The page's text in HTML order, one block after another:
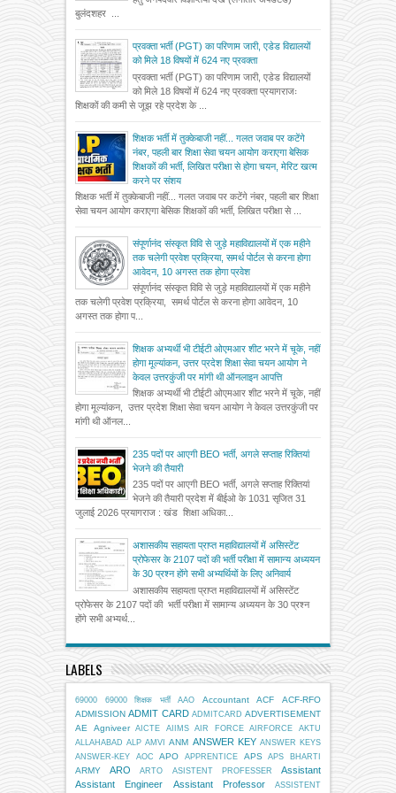
बुलंदशहर ...
प्रवक्ता भर्ती (PGT) का परिणाम जारी, एडेड विद्यालयों
को मिले 18 विषयों में 624 नए प्रवक्ता
प्रवक्ता भर्ती (PGT) का परिणाम जारी, एडेड विद्यालयों
को मिले 18 विषयों में 624 नए प्रवक्ता प्रयागराजः
शिक्षकों की कमी से जूझ रहे प्रदेश के ...
शिक्षक भर्ती में तुक्केबाजी नहीं... गलत जवाब पर कटेंगे
नंबर, पहली बार शिक्षा सेवा चयन आयोग कराएगा बेसिक
शिक्षकों की भर्ती, लिखित परीक्षा से होगा चयन, मेरिट खत्म
करने पर संशय
शिक्षक भर्ती में तुक्केबाजी नहीं... गलत जवाब पर कटेंगे नंबर, पहली बार शिक्षा
सेवा चयन आयोग कराएगा बेसिक शिक्षकों की भर्ती, लिखित परीक्षा से ...
संपूर्णानंद संस्कृत विवि से जुड़े महाविद्यालयों में एक महीने
तक चलेगी प्रवेश प्रक्रिया, समर्थ पोर्टल से करना होगा
आवेदन, 10 अगस्त तक होगा प्रवेश
संपूर्णानंद संस्कृत विवि से जुड़े महाविद्यालयों में एक महीने
तक चलेगी प्रवेश प्रक्रिया, समर्थ पोर्टल से करना होगा आवेदन, 10
अगस्त तक होगा प...
शिक्षक अभ्यर्थी भी टीईटी ओएमआर शीट भरने में चूके, नहीं
होगा मूल्यांकन, उत्तर प्रदेश शिक्षा सेवा चयन आयोग ने
केवल उत्तरकुंजी पर मांगी थी ऑनलाइन आपत्ति
शिक्षक अभ्यर्थी भी टीईटी ओएमआर शीट भरने में चूके, नहीं
होगा मूल्यांकन, उत्तर प्रदेश शिक्षा सेवा चयन आयोग ने केवल उत्तरकुंजी पर
मांगी थी ऑनल...
235 पदों पर आएगी BEO भर्ती, अगले सप्ताह रिक्तियां
भेजने की तैयारी
235 पदों पर आएगी BEO भर्ती, अगले सप्ताह रिक्तियां
भेजने की तैयारी प्रदेश में बीईओ के 1031 सृजित 31
जुलाई 2026 प्रयागराज : खंड शिक्षा अधिका...
अशासकीय सहायता प्राप्त महाविद्यालयों में असिस्टेंट
प्रोफेसर के 2107 पदों की भर्ती परीक्षा में सामान्य अध्ययन
के 30 प्रश्न होंगे सभी अभ्यर्थियों के लिए अनिवार्य
अशासकीय सहायता प्राप्त महाविद्यालयों में असिस्टेंट
प्रोफेसर के 2107 पदों की भर्ती परीक्षा में सामान्य अध्ययन के 30 प्रश्न
होंगे सभी अभ्यर्थ...
LABELS
69000 69000 शिक्षक भर्ती AAO Accountant ACF
ACF-RFO
ADMISSION ADMIT CARD ADMITCARD ADVERTISEMENT
AE
Agniveer AICTE AIIMS AIR FORCE AIRFORCE
AKTU
ALLAHABAD ALP AMVI ANM ANSWER KEY ANSWER KEYS
ANSWER-KEY
AOC APO APPRENTICE APS APS BHARTI
ARMY ARO ARTO ASISTENT PROFESSER
Assistant
Assistant Engineer
Assistant Professor ASSISTENT